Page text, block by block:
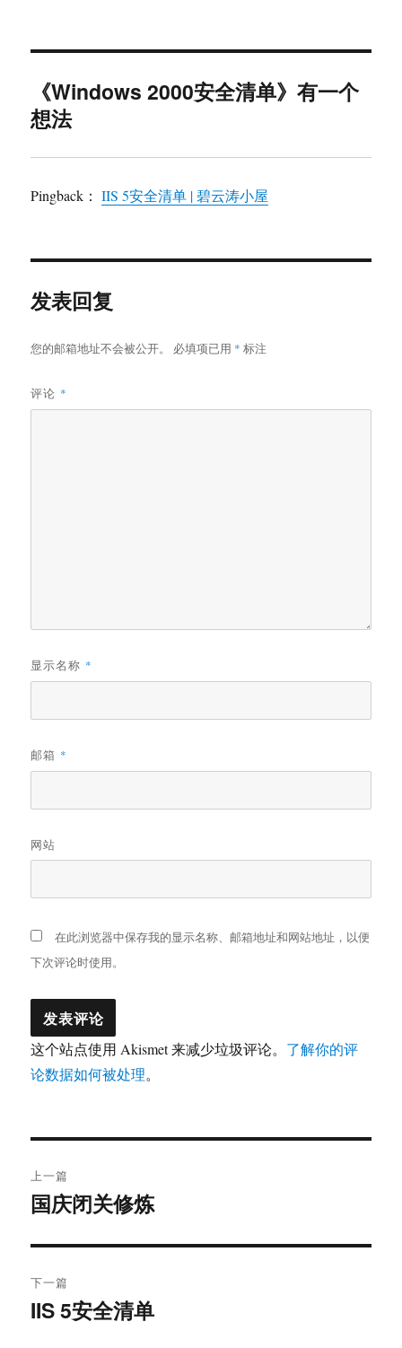
《Windows 2000安全清单》有一个
想法
Pingback：IIS 5安全清单 | 碧云涛小屋
发表回复
您的邮箱地址不会被公开。 必填项已用 * 标注
评论 *
显示名称 *
邮箱 *
网站
在此浏览器中保存我的显示名称、邮箱地址和网站地址，以便
下次评论时使用。
这个站点使用 Akismet 来减少垃圾评论。 了解你的评
论数据如何被处理。
章
航
上一篇
上
文
章：
国庆闭关修炼
下一篇
下
IIS 5安全清单